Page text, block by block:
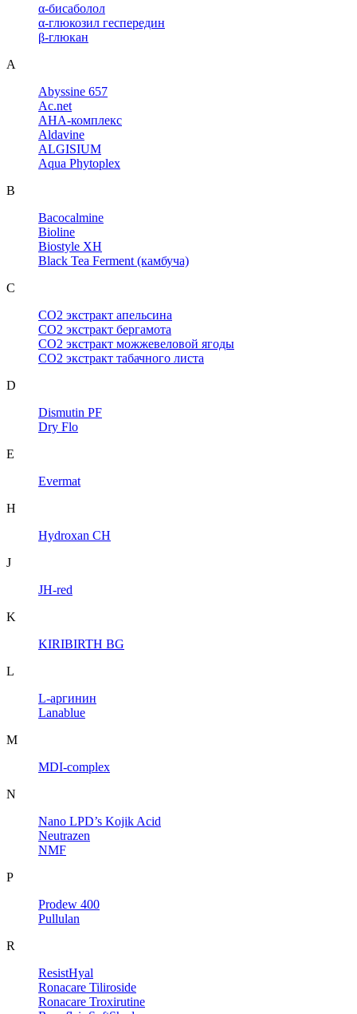
α-бисаболол
α-глюкозил геспередин
β-глюкан
A
Abyssine 657
Ac.net
AHA-комплекс
Aldavine
ALGISIUM
Aqua Phytoplex
B
Bacocalmine
Bioline
Biostyle XH
Black Tea Ferment (камбуча)
C
CO2 экстракт апельсина
CO2 экстракт бергамота
CO2 экстракт можжевеловой ягоды
CO2 экстракт табачного листа
D
Dismutin PF
Dry Flo
E
Evermat
H
Hydroxan CH
J
JH-red
K
KIRIBIRTH BG
L
L-аргинин
Lanablue
M
MDI-complex
N
Nano LPD’s Kojik Acid
Neutrazen
NMF
P
Prodew 400
Pullulan
R
ResistHyal
Ronacare Tiliroside
Ronacare Troxirutine